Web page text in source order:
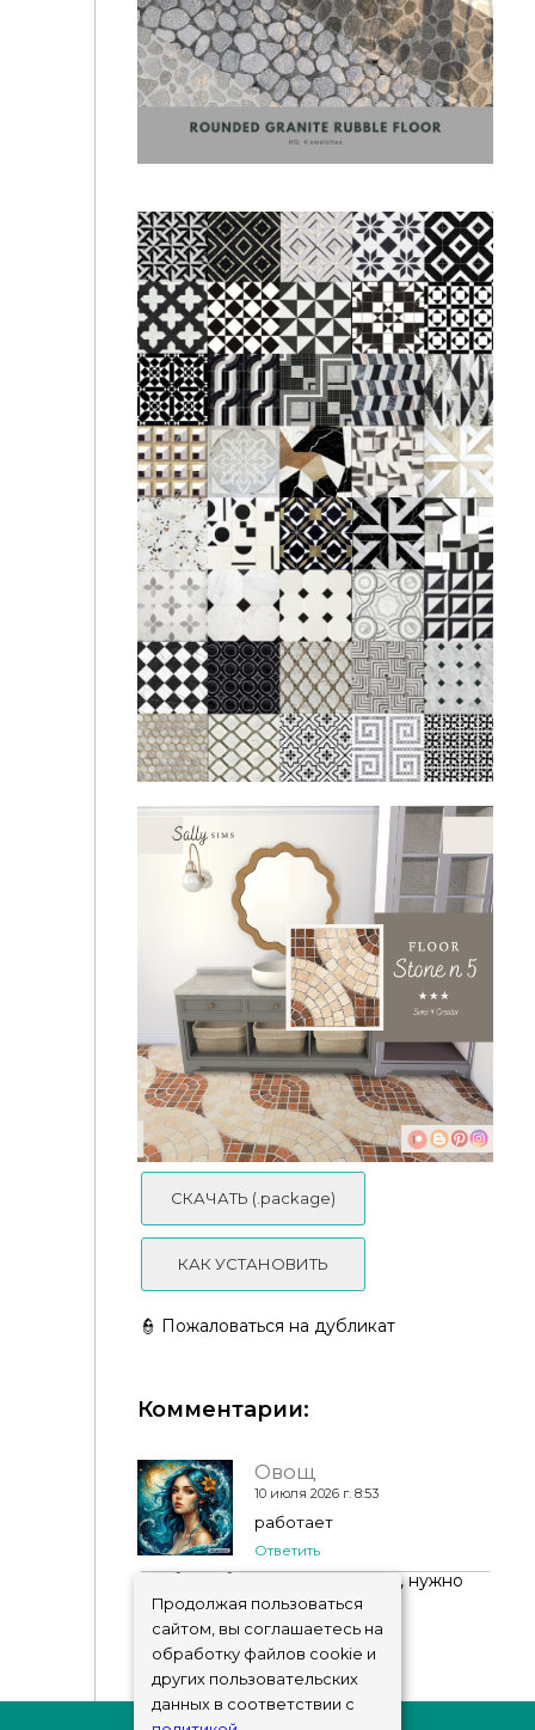
SimspirationBuilds - Granite Paving
SimspirationBuilds - Rounded Granite Rubble Floor
Floor - STONE N5
СКАЧАТЬ (.package)
КАК УСТАНОВИТЬ
👮 Пожаловаться на дубликат
Комментарии:
Овощ
10 июля 2026 г. 8:53
работает
Ответить
Чтобы добавить комментарий, нужно
авторизоваться!
Продолжая пользоваться
сайтом, вы соглашаетесь на
обработку файлов cookie и
других пользовательских
данных в соответствии с